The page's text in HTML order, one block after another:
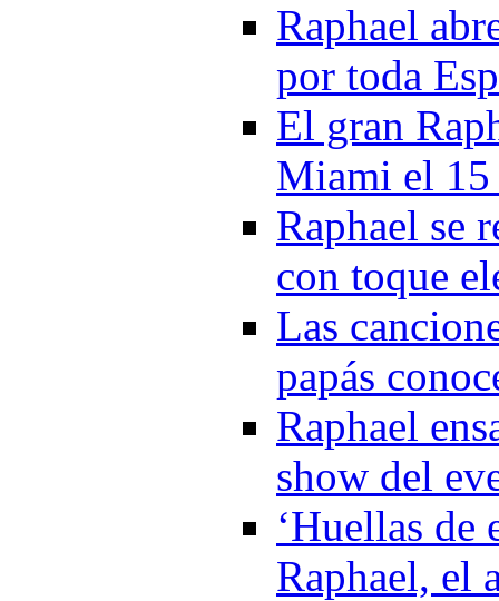
Raphael
por toda
El gran
Miami el 15
Raphael se
con toque
Las
papás
Raphael
show del
‘Huellas de
Raphael, el